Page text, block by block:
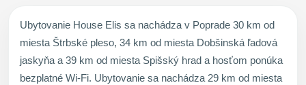
Ubytovanie House Elis sa nachádza v Poprade 30 km od
miesta Štrbské pleso, 34 km od miesta Dobšinská ľadová
jaskyňa a 39 km od miesta Spišský hrad a hosťom ponúka
bezplatné Wi-Fi. Ubytovanie sa nachádza 29 km od miesta